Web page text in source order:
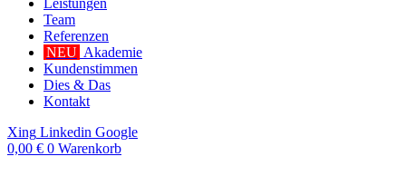
Leistungen
Team
Referenzen
NEU Akademie
Kundenstimmen
Dies & Das
Kontakt
Xing Linkedin Google
0,00 € 0 Warenkorb